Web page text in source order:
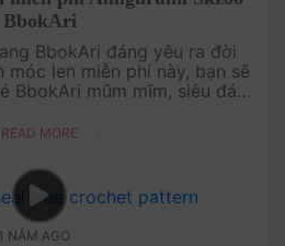
BbokAri
BbokAri đáng yêu ra đời
móc len miễn phí này, bạn sẽ
BbokAri mũm mĩm, siêu đáng
hướng dẫn c....
READ MORE
1 NĂM AGO